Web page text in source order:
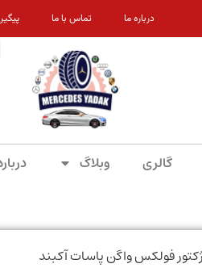
درباره ما تماس با ما
گالری وبلاگ
فولکس واگن پاسات آکبند